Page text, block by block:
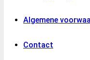
Algemene
Contact